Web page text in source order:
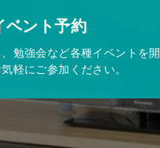
ベント予約
勉強会など各種イベントを開
軽にご参加ください。